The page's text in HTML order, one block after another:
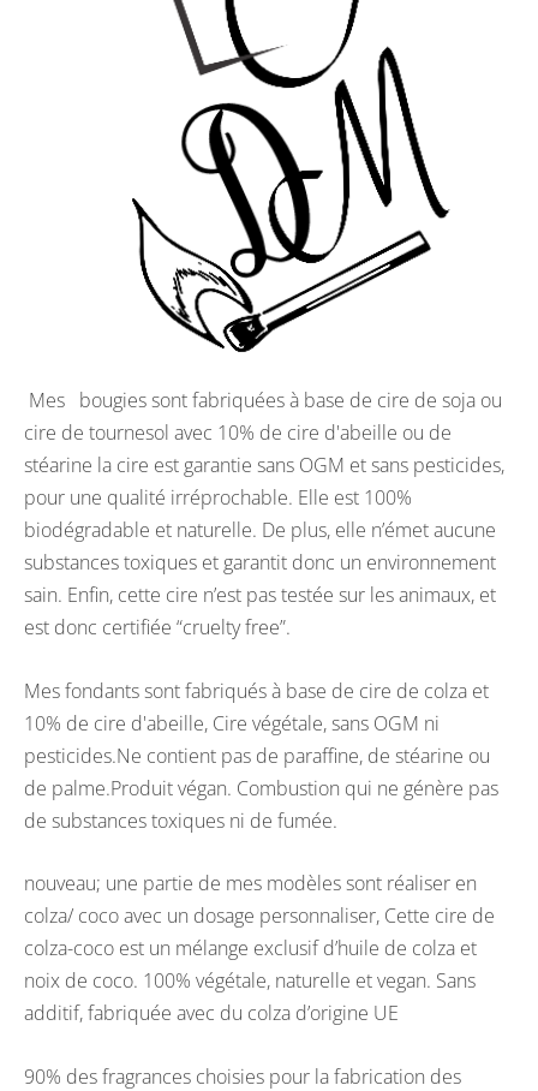
Mes bougies sont fabriquées à base de cire de soja ou
cire de tournesol avec 10% de cire d'abeille ou de
stéarine la cire est garantie sans OGM et sans pesticides,
pour une qualité irréprochable. Elle est 100%
biodégradable et naturelle. De plus, elle n’émet aucune
substances toxiques et garantit donc un environnement
sain. Enfin, cette cire n’est pas testée sur les animaux, et
est donc certifiée “cruelty free”.
Mes fondants sont fabriqués à base de cire de colza et
10% de cire d'abeille, Cire végétale, sans OGM ni
pesticides.Ne contient pas de paraffine, de stéarine ou
de palme.Produit végan. Combustion qui ne génère pas
de substances toxiques ni de fumée.
nouveau; une partie de mes modèles sont réaliser en
colza/ coco avec un dosage personnaliser, Cette cire de
colza-coco est un mélange exclusif d’huile de colza et
noix de coco. 100% végétale, naturelle et vegan. Sans
additif, fabriquée avec du colza d’origine UE
90% des fragrances choisies pour la fabrication des